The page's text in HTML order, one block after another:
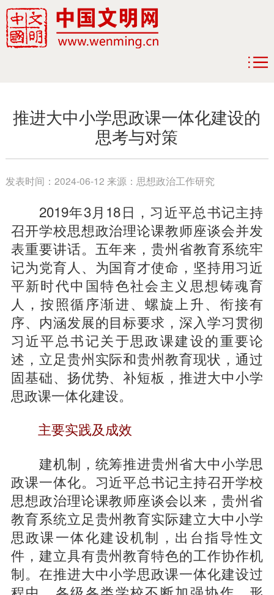
推进大中小学思政课一体化建设的
思考与对策
发表时间： 2024-06-12 来源： 思想政治工作研究
2019年3月18日，习近平总书记主持
召开学校思想政治理论课教师座谈会并发
表重要讲话。五年来，贵州省教育系统牢
记为党育人、为国育才使命，坚持用习近
平新时代中国特色社会主义思想铸魂育
人，按照循序渐进、螺旋上升、衔接有
序、内涵发展的目标要求，深入学习贯彻
习近平总书记关于思政课建设的重要论
述，立足贵州实际和贵州教育现状，通过
固基础、扬优势、补短板，推进大中小学
思政课一体化建设。
主要实践及成效
建机制，统筹推进贵州省大中小学思
政课一体化。习近平总书记主持召开学校
思想政治理论课教师座谈会以来，贵州省
教育系统立足贵州教育实际建立大中小学
思政课一体化建设机制，出台指导性文
件，建立具有贵州教育特色的工作协作机
制。在推进大中小学思政课一体化建设过